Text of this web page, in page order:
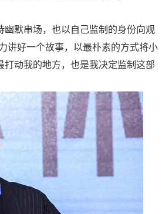
默串场，也以自己监制的身份向观
讲好一个故事，以最朴素的方式将小
动我的地方，也是我决定监制这部